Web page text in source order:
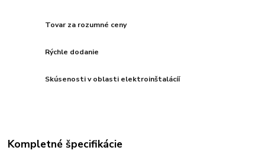
Tovar za rozumné ceny
Rýchle dodanie
Skúsenosti v oblasti elektroinštalácíí
Kompletné špecifikácie